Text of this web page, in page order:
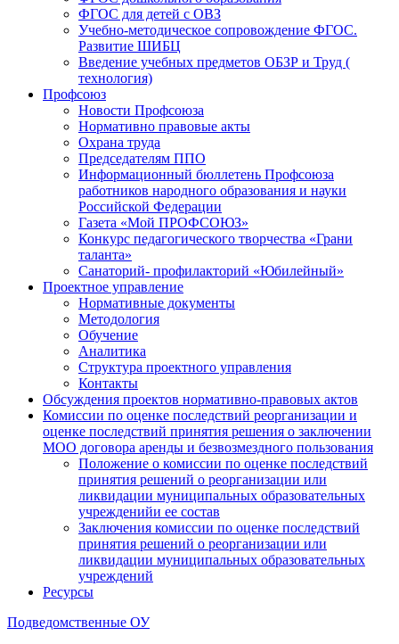
ФГОС для детей с ОВЗ
Учебно-методическое сопровождение ФГОС.
Развитие ШИБЦ
Введение учебных предметов ОБЗР и Труд (
технология)
Профсоюз
Новости Профсоюза
Нормативно правовые акты
Охрана труда
Председателям ППО
Информационный бюллетень Профсоюза
работников народного образования и науки
Российской Федерации
Газета «Мой ПРОФСОЮЗ»
Конкурс педагогического творчества «Грани
таланта»
Санаторий- профилакторий «Юбилейный»
Проектное управление
Нормативные документы
Методология
Обучение
Аналитика
Структура проектного управления
Контакты
Обсуждения проектов нормативно-правовых актов
Комиссии по оценке последствий реорганизации и
оценке последствий принятия решения о заключении
МОО договора аренды и безвозмездного пользования
Положение о комиссии по оценке последствий
принятия решений о реорганизации или
ликвидации муниципальных образовательных
учрежденийи ее состав
Заключения комиссии по оценке последствий
принятия решений о реорганизации или
ликвидации муниципальных образовательных
учреждений
Ресурсы
Подведомственные ОУ